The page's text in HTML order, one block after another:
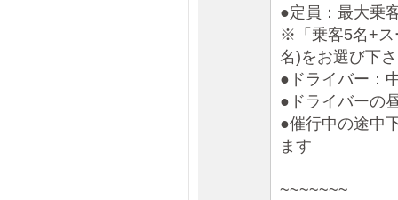
●定員：最大乗
※「乗客5名+ス
名)をお選び下
●ドライバー：
●ドライバーの
●催行中の途中
ます
~~~~~~~